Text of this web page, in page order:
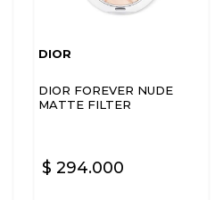
DIOR
DIOR FOREVER NUDE
MATTE FILTER
$ 294.000